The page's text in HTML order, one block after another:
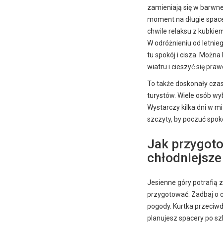
zamieniają się w
moment na długie
chwile relaksu z
W odróżnieniu od
tu spokój i cisza.
wiatru i cieszyć się
To także doskonały
turystów. Wiele osób
Wystarczy kilka dni w
szczyty, by poczuć
Jak
Jesienne góry potrafią
przygotować. Zadbaj o
pogody. Kurtka
planujesz spacery po